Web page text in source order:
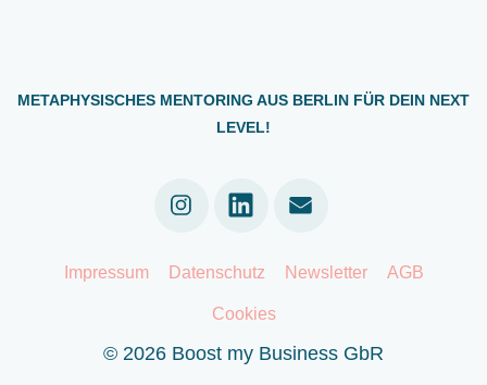
METAPHYSISCHES MENTORING AUS BERLIN FÜR DEIN NEXT
LEVEL!
Linkedin
Impressum Datenschutz Newsletter AGB
Cookies
© 2026 Boost my Business GbR